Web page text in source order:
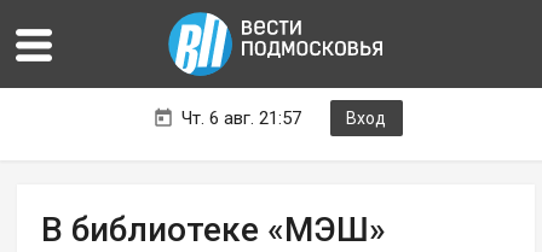
Чт. 6 авг. 21:57 Вход
В библиотеке «МЭШ»